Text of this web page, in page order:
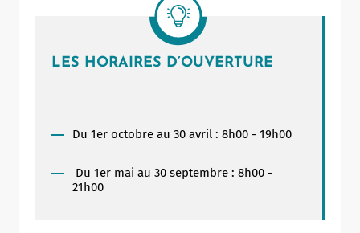
LES HORAIRES D’OUVERTURE
Du 1er octobre au 30 avril : 8h00 - 19h00
Du 1er mai au 30 septembre : 8h00 -
21h00